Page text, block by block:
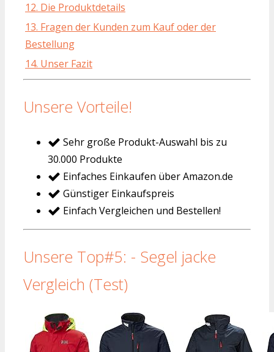
12. Die Produktdetails
13. Fragen der Kunden zum Kauf oder der
Bestellung
14. Unser Fazit
Unsere Vorteile!
Sehr große Produkt-Auswahl bis zu
30.000 Produkte
Einfaches Einkaufen über Amazon.de
Günstiger Einkaufspreis
Einfach Vergleichen und Bestellen!
Unsere Top#5: - Segel jacke
Vergleich (Test)